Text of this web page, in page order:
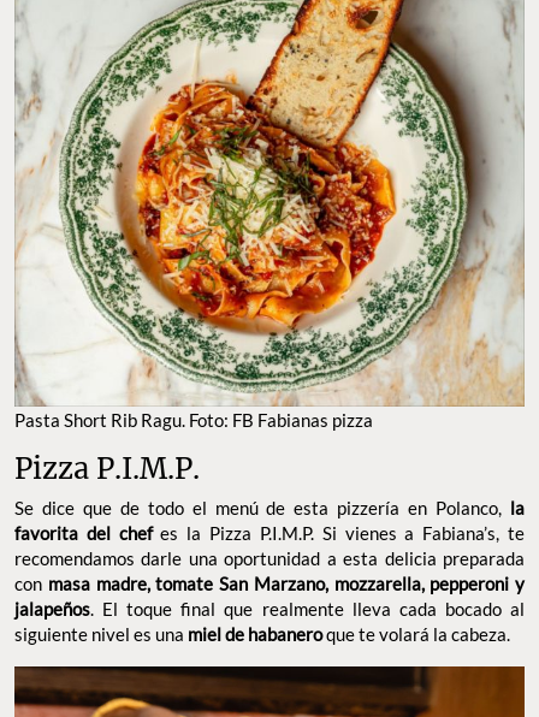
Pasta Short Rib Ragu. Foto: FB Fabianas pizza
Pizza P.I.M.P.
Se dice que de todo el menú de esta pizzería en Polanco,
la
favorita del chefes la Pizza P.I.M.P. Si vienes a Fabiana’s, te
recomendamos darle una oportunidad a esta delicia preparada
con masa madre, tomate San Marzano, mozzarella, pepperoni y
jalapeños . El toque final que realmente lleva cada bocado al
siguiente nivel es una miel de habaneroque te volará la cabeza.